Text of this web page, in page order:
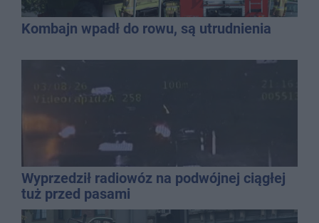
Kombajn wpadł do rowu, są utrudnienia
Wyprzedził radiowóz na podwójnej ciągłej
tuż przed pasami